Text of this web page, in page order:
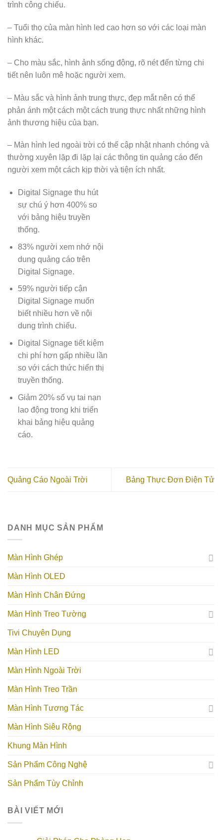
trình công chiếu.
– Tuổi thọ của màn hình led cao hơn so với các loại màn
hình khác.
– Cho màu sắc, hình ảnh sống động, rõ nét đến từng chi
tiết nên luôn mê hoặc người xem.
– Màu sắc và hình ảnh trung thực, đẹp mắt nên có thể
phản ánh một cách một cách trung thực nhất những hình
ảnh thương hiệu của bạn.
– Màn hình led ngoài trời có thể cập nhật nhanh chóng và
thường xuyên lặp đi lặp lại các thông tin quảng cáo đến
người xem một cách kịp thời và tiện ích nhất.
Digital Signage thu hút
sự chú ý hơn 400% so
với bảng hiệu truyền
thống.
83% người xem nhớ nội
dung quảng cáo trên
Digital Signage.
59% người tiếp cận
Digital Signage muốn
biết nhiều hơn về nội
dung trình chiếu.
Digital Signage tiết kiệm
chi phí hơn gấp nhiều lần
so với cách thức hiển thị
truyền thống.
Giảm 20% số vụ tai nạn
lao động trong khi triển
khai bảng hiệu quảng
cáo.
Quảng Cáo Ngoài Trời Bảng Thực Đơn Điện Tử
DANH MỤC SẢN PHẨM
Màn Hình Ghép
Màn Hình OLED
Màn Hình Chân Đứng
Màn Hình Treo Tường
Tivi Chuyên Dụng
Màn Hình LED
Màn Hình Ngoài Trời
Màn Hình Treo Trần
Màn Hình Tương Tác
Màn Hình Siêu Rộng
Khung Màn Hình
Sản Phẩm Công Nghệ
Sản Phẩm Tùy Chỉnh
BÀI VIẾT MỚI